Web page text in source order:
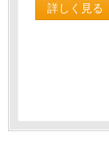
詳しく見る